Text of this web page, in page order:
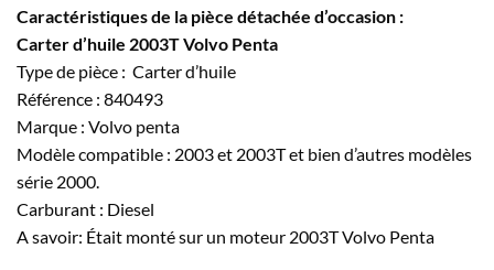
Caractéristiques de la pièce détachée d’occasion :
Carter d’huile 2003T Volvo Penta
Type de pièce : Carter d’huile
Référence : 840493
Marque : Volvo penta
Modèle compatible : 2003 et 2003T et bien d’autres modèles
série 2000.
Carburant : Diesel
A savoir: Était monté sur un moteur 2003T Volvo Penta